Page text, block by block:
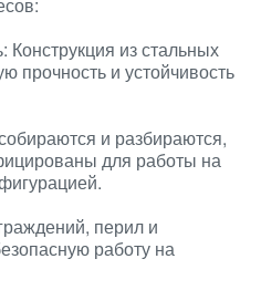
Конструкция из стальных
прочность и устойчивость
и разбираются,
для работы на
перил и
работу на